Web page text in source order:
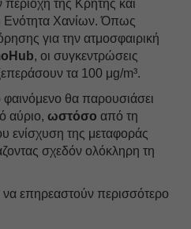
της Κρήτης και
Ενότητα Χανίων. Όπως
για την ατμοσφαιρική
, οι συγκεντρώσεις
τα 100 μg/m³.
θα παρουσιάσει
αύριο, ωστόσο από τη
ενίσχυση της μεταφοράς
σχεδόν ολόκληρη τη
να επηρεαστούν περισσότερο